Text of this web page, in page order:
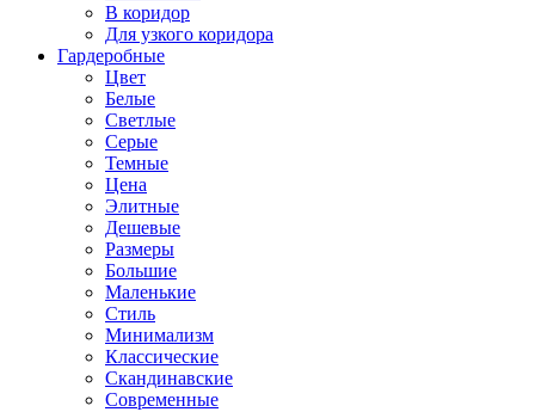
В коридор
Для узкого коридора
Гардеробные
Цвет
Белые
Светлые
Серые
Темные
Цена
Элитные
Дешевые
Размеры
Большие
Маленькие
Стиль
Минимализм
Классические
Скандинавские
Современные